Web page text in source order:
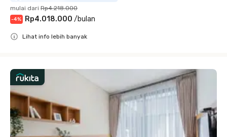
mulai dari Rp4.218.000
-4% Rp4.018.000 /bulan
Lihat info lebih banyak